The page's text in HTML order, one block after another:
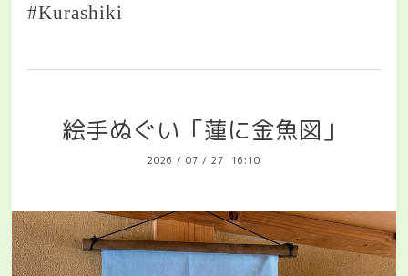
#Kurashiki
絵手ぬぐい「蓮に金魚図」
2026 / 07 / 27 16:10